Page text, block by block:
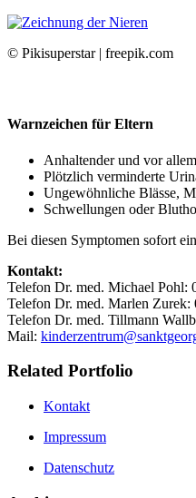
© Pikisuperstar | freepik.com
Warnzeichen für Eltern
Anhaltender und vor
Plötzlich verminderte
Ungewöhnliche Blässe,
Schwellungen oder
Bei diesen Symptomen sofort
Kontakt:
Telefon Dr. med. Michael Pohl:
Telefon Dr. med. Marlen Zurek:
Telefon Dr. med. Tillmann
Mail:
Related Portfolio
Kontakt
Impressum
Datenschutz